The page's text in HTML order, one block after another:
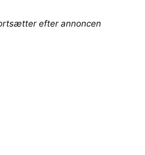
efter annoncen